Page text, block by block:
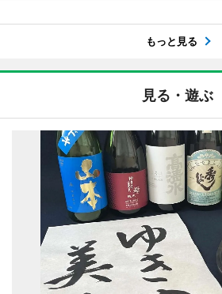
もっと見る
見る・遊ぶ